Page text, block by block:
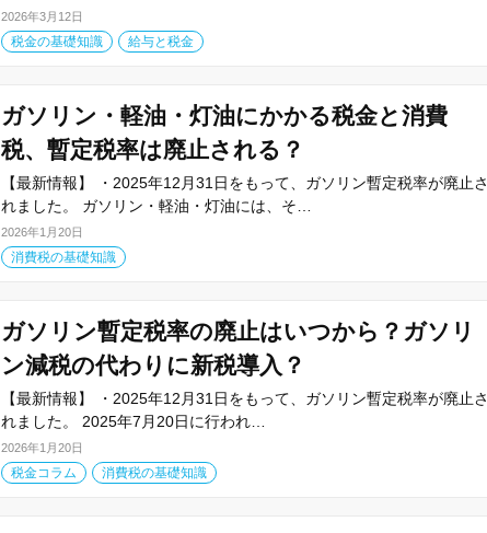
2026年3月12日
税金の基礎知識 給与と税金
ガソリン・軽油・灯油にかかる税金と消費
税、暫定税率は廃止される？
【最新情報】 ・2025年12月31日をもって、ガソリン暫定税率が廃止さ
れました。 ガソリン・軽油・灯油には、そ…
2026年1月20日
消費税の基礎知識
ガソリン暫定税率の廃止はいつから？ガソリ
ン減税の代わりに新税導入？
【最新情報】 ・2025年12月31日をもって、ガソリン暫定税率が廃止さ
れました。 2025年7月20日に行われ…
2026年1月20日
税金コラム 消費税の基礎知識